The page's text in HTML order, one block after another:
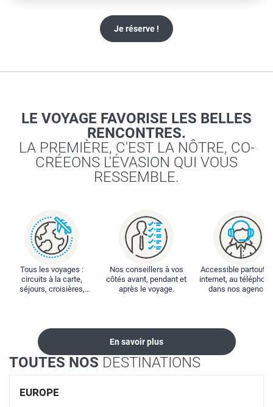
Je réserve !
LE VOYAGE FAVORISE LES BELLES
RENCONTRES.
LA PREMIÈRE, C'EST LA NÔTRE, CO-
CRÉEONS L'ÉVASION QUI VOUS
RESSEMBLE.
Tous les voyages :
circuits à la carte,
séjours, croisières,
Nos conseillers à vos
côtés avant, pendant et
après le voyage.
Accessible partout :
internet, au
dans nos agences.
En savoir plus
TOUTES NOS DESTINATIONS
EUROPE